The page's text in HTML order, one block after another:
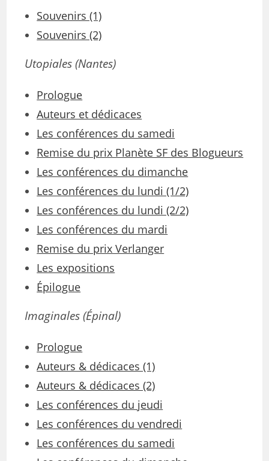
Souvenirs (1)
Souvenirs (2)
Utopiales(Nantes)
Prologue
Auteurs et dédicaces
Les conférences du samedi
Remise du prix Planète SF des Blogueurs
Les conférences du dimanche
Les conférences du lundi (1/2)
Les conférences du lundi (2/2)
Les conférences du mardi
Remise du prix Verlanger
Les expositions
Épilogue
Imaginales(Épinal)
Prologue
Auteurs & dédicaces (1)
Auteurs & dédicaces (2)
Les conférences du jeudi
Les conférences du vendredi
Les conférences du samedi